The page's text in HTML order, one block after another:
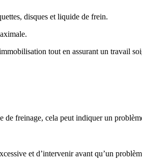
disques et liquide de frein.
tout en assurant un travail
freinage, cela peut indiquer un
et d’intervenir avant qu’un